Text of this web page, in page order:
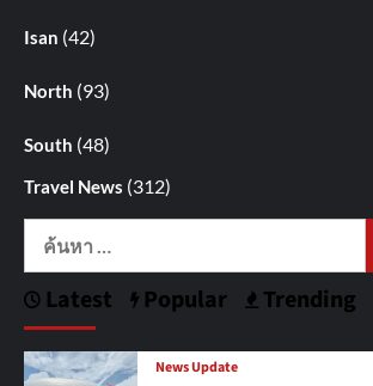
Isan (42)
North (93)
South (48)
Travel News (312)
ค้นหา
Latest Popular Trending
News Update